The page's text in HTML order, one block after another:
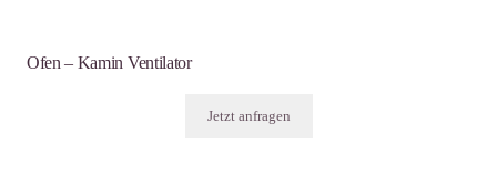
Ofen – Kamin Ventilator
Jetzt anfragen